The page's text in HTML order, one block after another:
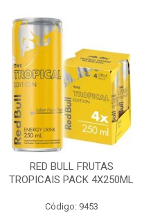
RED BULL FRUTAS
TROPICAIS PACK 4X250ML
Código: 9453